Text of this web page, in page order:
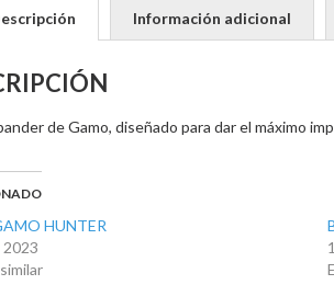
Información adicional
de Gamo, diseñado para dar el máximo
HUNTER
2023